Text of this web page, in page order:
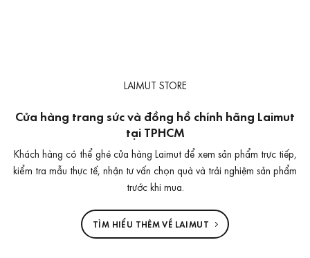
LAIMUT STORE
Cửa hàng trang sức và đồng hồ chính hãng Laimut
tại TPHCM
Khách hàng có thể ghé cửa hàng Laimut để xem sản phẩm trực tiếp,
kiểm tra mẫu thực tế, nhận tư vấn chọn quà và trải nghiệm sản phẩm
trước khi mua.
TÌM HIỂU THÊM VỀ LAIMUT